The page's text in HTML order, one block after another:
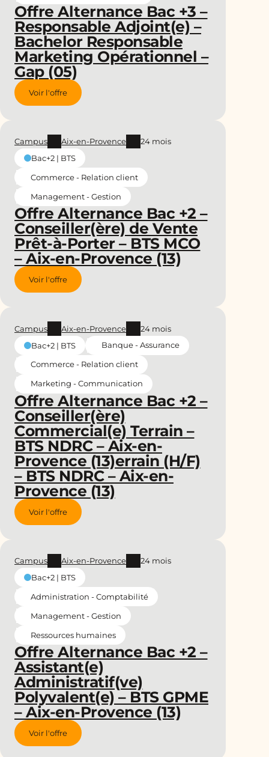
Offre Alternance Bac +3 –
Responsable Adjoint(e) –
Bachelor Responsable
Marketing Opérationnel –
Gap (05)
Voir l'offre
Offre Alternance Bac +2 –
Conseiller(ère) de Vente
Prêt-à-Porter – BTS MCO
– Aix-en-Provence (13)
Campus Aix-en-Provence
24 mois
Bac+2 | BTS
Commerce - Relation client
Management - Gestion
Voir l'offre
Offre Alternance Bac +2 –
Conseiller(ère)
Commercial(e) Terrain –
BTS NDRC – Aix-en-
Provence (13)errain (H/F)
– BTS NDRC – Aix-en-
Provence (13)
Campus Aix-en-Provence
24 mois
Bac+2 | BTS
Banque - Assurance
Commerce - Relation client
Marketing - Communication
Voir l'offre
Offre Alternance Bac +2 –
Assistant(e)
Administratif(ve)
Polyvalent(e) – BTS GPME
– Aix-en-Provence (13)
Campus Aix-en-Provence
24 mois
Bac+2 | BTS
Administration - Comptabilité
Management - Gestion
Ressources humaines
Voir l'offre